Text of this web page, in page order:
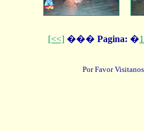
[<<] ��� Pagina: �1
Por Favor